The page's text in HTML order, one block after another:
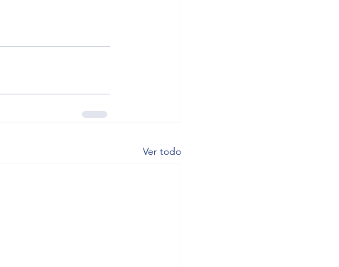
Ver todo